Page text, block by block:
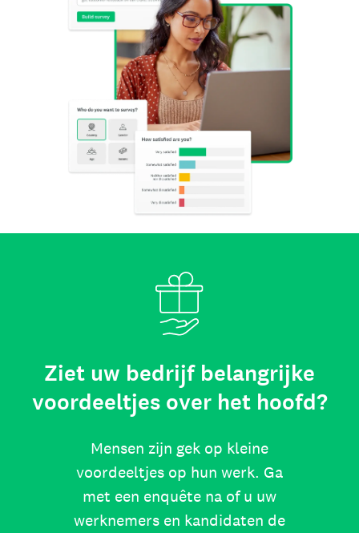
Ziet uw bedrijf belangrijke
voordeeltjes over het hoofd?
Mensen zijn gek op kleine
voordeeltjes op hun werk. Ga
met een enquête na of u uw
werknemers en kandidaten de